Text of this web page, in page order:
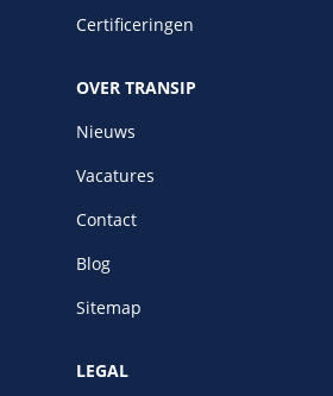
Certificeringen
OVER TRANSIP
Nieuws
Vacatures
Contact
Blog
Sitemap
LEGAL